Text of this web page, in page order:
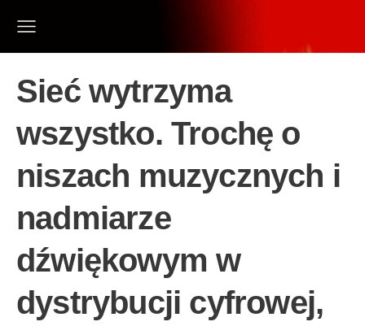
Sieć wytrzyma
wszystko. Trochę o
niszach muzycznych i
nadmiarze
dźwiękowym w
dystrybucji cyfrowej,